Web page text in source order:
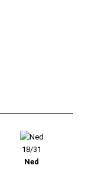
18/31
Ned